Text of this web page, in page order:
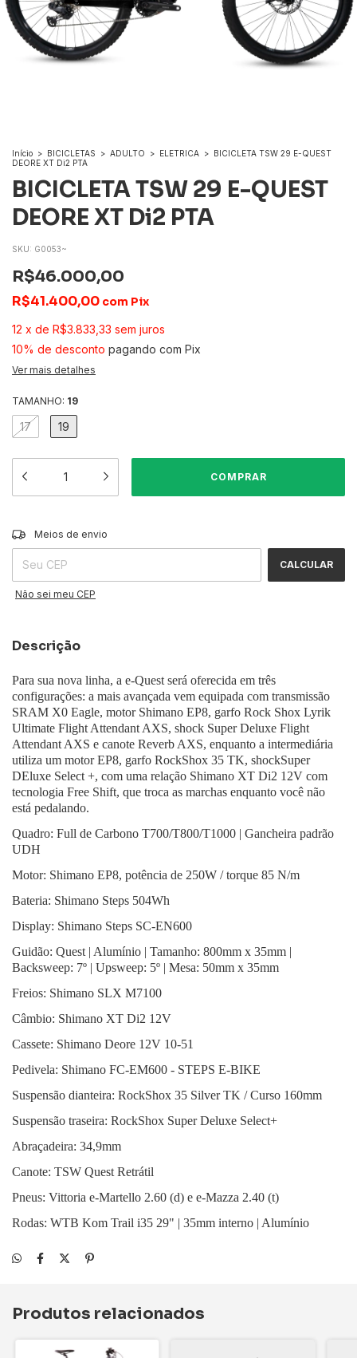
Início > BICICLETAS > ADULTO > ELETRICA > BICICLETA TSW 29 E-QUEST
DEORE XT Di2 PTA
BICICLETA TSW 29 E-QUEST
DEORE XT Di2 PTA
SKU: G0053~
R$46.000,00
R$41.400,00 com Pix
12 x de R$3.833,33 sem juros
10% de desconto pagando com Pix
Ver mais detalhes
TAMANHO: 19
17 19
Entregas para o CEP:
Meios de envio
CALCULAR
Não sei meu CEP
Descrição
Para sua nova linha, a e-Quest será oferecida em três
configurações: a mais avançada vem equipada com transmissão
SRAM X0 Eagle, motor Shimano EP8, garfo Rock Shox Lyrik
Ultimate Flight Attendant AXS, shock Super Deluxe Flight
Attendant AXS e canote Reverb AXS, enquanto a intermediária
utiliza um motor EP8, garfo RockShox 35 TK, shockSuper
DEluxe Select +, com uma relação Shimano XT Di2 12V com
tecnologia Free Shift, que troca as marchas enquanto você não
está pedalando.
Quadro: Full de Carbono T700/T800/T1000 | Gancheira padrão
UDH
Motor: Shimano EP8, potência de 250W / torque 85 N/m
Bateria: Shimano Steps 504Wh
Display: Shimano Steps SC-EN600
Guidão: Quest | Alumínio | Tamanho: 800mm x 35mm |
Backsweep: 7º | Upsweep: 5º | Mesa: 50mm x 35mm
Freios: Shimano SLX M7100
Câmbio: Shimano XT Di2 12V
Cassete: Shimano Deore 12V 10-51
Pedivela: Shimano FC-EM600 - STEPS E-BIKE
Suspensão dianteira: RockShox 35 Silver TK / Curso 160mm
Suspensão traseira: RockShox Super Deluxe Select+
Abraçadeira: 34,9mm
Canote: TSW Quest Retrátil
Pneus: Vittoria e-Martello 2.60 (d) e e-Mazza 2.40 (t)
Rodas: WTB Kom Trail i35 29" | 35mm interno | Alumínio
Produtos relacionados